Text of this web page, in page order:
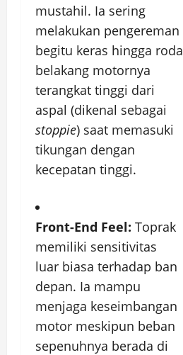
mustahil. Ia sering
melakukan pengereman
begitu keras hingga roda
belakang motornya
terangkat tinggi dari
aspal (dikenal sebagai
stoppie) saat memasuki
tikungan dengan
kecepatan tinggi.
Front-End Feel: Toprak
memiliki sensitivitas
luar biasa terhadap ban
depan. Ia mampu
menjaga keseimbangan
motor meskipun beban
sepenuhnya berada di